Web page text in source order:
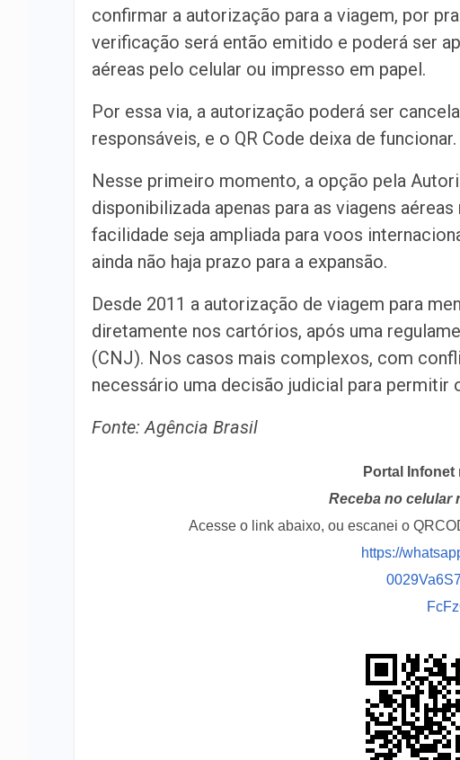
confirmar a autorização para a viagem, por
verificação será então emitido e poderá ser
aéreas pelo celular ou impresso em papel.
Por essa via, a autorização poderá ser
responsáveis, e o QR Code deixa de funcionar.
Nesse primeiro momento, a opção pela
disponibilizada apenas para as viagens
facilidade seja ampliada para voos
ainda não haja prazo para a expansão.
Desde 2011 a autorização de viagem para
diretamente nos cartórios, após uma
(CNJ). Nos casos mais complexos, com
necessário uma decisão judicial para permitir
Fonte: Agência Brasil
Portal
Receba no celular
Acesse o link abaixo, ou escanei o
https://